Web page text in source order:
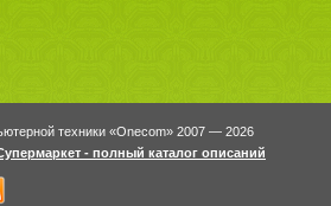
техники «Onecom» 2007 — 2026
- полный каталог описаний